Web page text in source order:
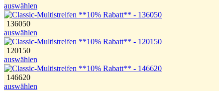
auswählen
136050
auswählen
120150
auswählen
146620
auswählen